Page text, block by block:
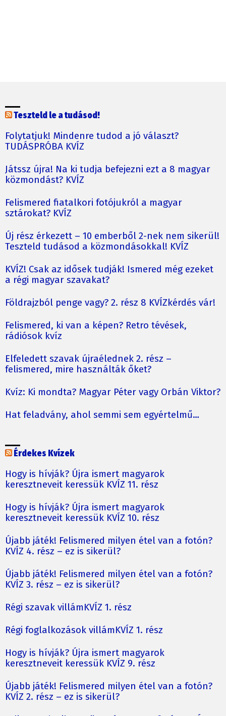
Teszteld le a tudásod!
Folytatjuk! Mindenre tudod a jó választ?
TUDÁSPRÓBA KVÍZ
Játssz újra! Na ki tudja befejezni ezt a 8 magyar
közmondást? KVÍZ
Felismered fiatalkori fotójukról a magyar
sztárokat? KVÍZ
Új rész érkezett – 10 emberből 2-nek nem sikerül!
Teszteld tudásod a közmondásokkal! KVÍZ
KVÍZ! Csak az idősek tudják! Ismered még ezeket
a régi magyar szavakat?
Földrajzból penge vagy? 2. rész 8 KVÍZkérdés vár!
Felismered, ki van a képen? Retro tévések,
rádiósok kvíz
Elfeledett szavak újraélednek 2. rész –
felismered, mire használták őket?
Kvíz: Ki mondta? Magyar Péter vagy Orbán Viktor?
Hat feladvány, ahol semmi sem egyértelmű…
Érdekes Kvízek
Hogy is hívják? Újra ismert magyarok
keresztneveit keressük KVÍZ 11. rész
Hogy is hívják? Újra ismert magyarok
keresztneveit keressük KVÍZ 10. rész
Újabb játék! Felismered milyen étel van a fotón?
KVÍZ 4. rész – ez is sikerül?
Újabb játék! Felismered milyen étel van a fotón?
KVÍZ 3. rész – ez is sikerül?
Régi szavak villámKVÍZ 1. rész
Régi foglalkozások villámKVÍZ 1. rész
Hogy is hívják? Újra ismert magyarok
keresztneveit keressük KVÍZ 9. rész
Újabb játék! Felismered milyen étel van a fotón?
KVÍZ 2. rész – ez is sikerül?